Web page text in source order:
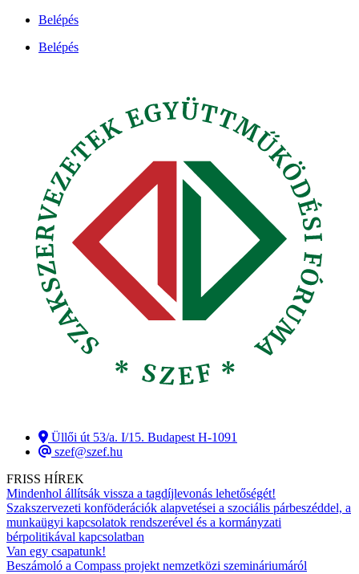
Ugrás
tartalomhoz
Belépés
Belépés
Üllői út 53/a. I/15. Budapest H-1091
szef@szef.hu
FRISS HÍREK
Mindenhol állítsák vissza a tagdíjlevonás lehetőségét!
Szakszervezeti konföderációk alapvetései a szociális párbeszéddel, a
munkaügyi kapcsolatok rendszerével és a kormányzati
bérpolitikával kapcsolatban
Van egy csapatunk!
Beszámoló a Compass projekt nemzetközi szemináriumáról